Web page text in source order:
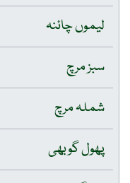
لیموں چائنہ
سبز مرچ
شملہ مرچ
پھول گوبھی